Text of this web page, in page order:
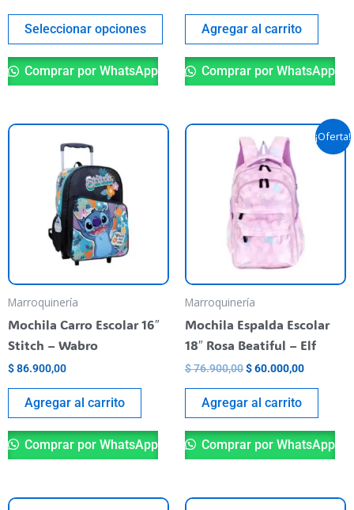
Seleccionar opciones
producto
Comprar por WhatsApp
Agregar al carrito
Comprar por WhatsApp
Marroquinería
Mochila Carro Escolar 16″
Stitch – Wabro
$86.900,00
Agregar al carrito
Comprar por WhatsApp
¡Oferta!
Marroquinería
Mochila Espalda Escolar
18″ Rosa Beatiful – Elf
$76.900,00
El
precio
original
era:
$ 76.900,00.
$60.000,00
El
precio
actual
Agregar al carrito
Comprar por WhatsApp